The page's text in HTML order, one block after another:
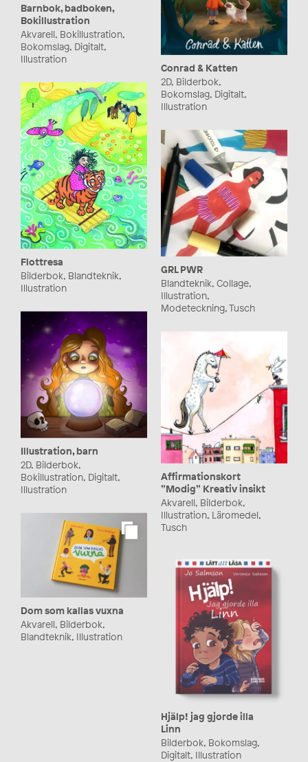
Barnbok, badboken,
Bokillustration
Akvarell, Bokillustration,
Bokomslag, Digitalt,
Illustration
Conrad & Katten
2D, Bilderbok,
Bokomslag, Digitalt,
Illustration
Flottresa
Bilderbok, Blandteknik,
Illustration
GRL PWR
Blandteknik, Collage,
Illustration,
Modeteckning, Tusch
Illustration, barn
2D, Bilderbok,
Bokillustration, Digitalt,
Illustration
Affirmationskort
”Modig” Kreativ insikt
Akvarell, Bilderbok,
Illustration, Läromedel,
Tusch
Dom som kallas vuxna
Akvarell, Bilderbok,
Blandteknik, Illustration
Hjälp! jag gjorde illa
Linn
Bilderbok, Bokomslag,
Digitalt, Illustration